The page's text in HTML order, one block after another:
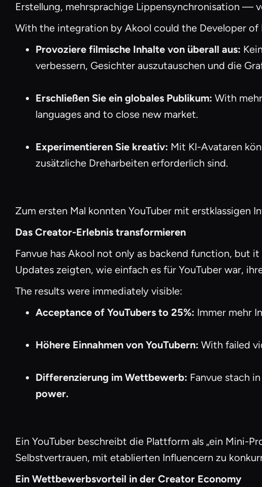
Erstellung, mehrsprachige Lippensynchronisation —
With the integration by Akool could the Developer of
Provoziere filmische Inhalte von überall aus:
verbessern, Gesichter auszutauschen und die
Erschließen Sie ein globales Publikum: With
languages and to close new market.
Experimentieren Sie kreativ: Mit KI-Avataren
zusätzliche Dreharbeiten erforderlich sind.
Zum ersten Mal konnten YouTuber mit erstklassigen
Das Creator-Erlebnis transformieren
Fanvue has Akool not only as backend function, but
Updates zeigten, wie einfach es für YouTuber war,
The results were immediately visible:
Acceptance of YouTubers to 25%: Immer mehr
Höhere Einnahmen von YouTubern: With failed
Differenzierung im Wettbewerb: Fanvue stach
power.
Ein YouTuber beschreibt die Plattform als „ein Mini-
Selbstvertrauen, mit etablierten Influencern zu
Ein Wettbewerbsvorteil in der Creator Economy